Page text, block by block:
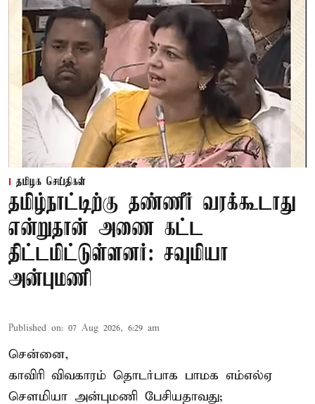
தமிழக செய்திகள்
தமிழ்நாட்டிற்கு தண்ணீர் வரக்கூடாது
என்றுதான் அணை கட்ட
திட்டமிட்டுள்ளனர்: சவுமியா
அன்புமணி
Published on: 07 Aug 2026, 6:29 am
சென்னை,
காவிரி விவகாரம் தொடர்பாக பாமக எம்எல்ஏ
சௌமியா அன்புமணி பேசியதாவது;